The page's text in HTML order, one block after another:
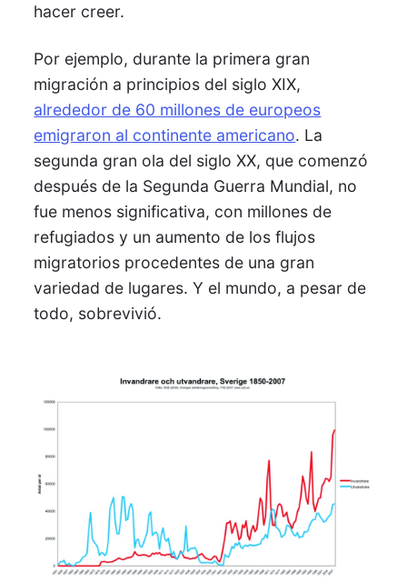
hacer creer.
Por ejemplo, durante la primera gran
migración a principios del siglo XIX,
alrededor de 60 millones de europeos
emigraron al continente americano. La
segunda gran ola del siglo XX, que comenzó
después de la Segunda Guerra Mundial, no
fue menos significativa, con millones de
refugiados y un aumento de los flujos
migratorios procedentes de una gran
variedad de lugares. Y el mundo, a pesar de
todo, sobrevivió.